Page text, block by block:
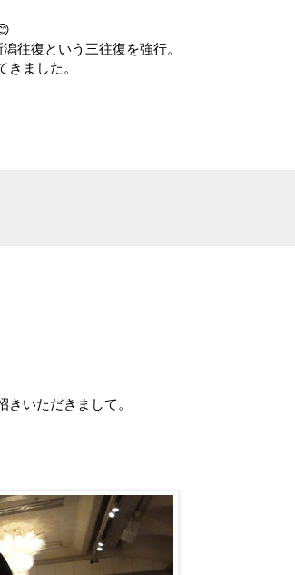
往復という三往復を強行。
ました。
いただきまして。